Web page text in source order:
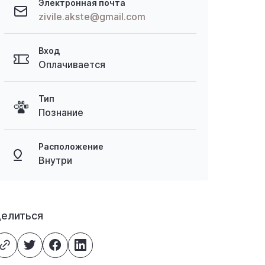
Электронная почта
zivile.akste@gmail.com
Вход
Оплачивается
Тип
Познание
Расположение
Внутри